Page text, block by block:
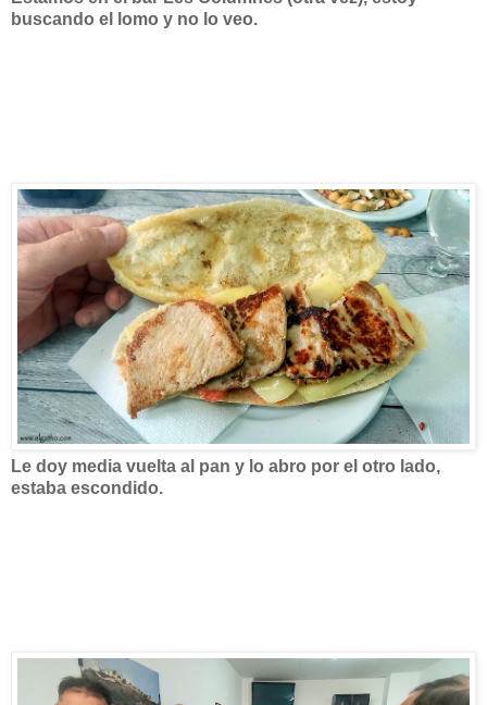
buscando el lomo y no lo veo.
Le doy media vuelta al pan y lo abro por el otro lado,
estaba escondido.